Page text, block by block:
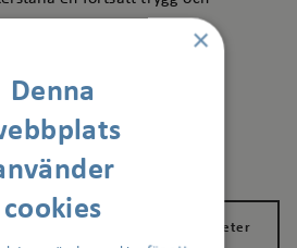
Visa alla nyheter
×
Denna
cookies